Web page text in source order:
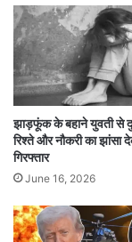
आदमी घर में कैसे
हमला किया।
अस्पताल से
हैं। वारदात के
ने अस्पताल
अस्पताल में बाकी
पटौदी के
अली खान के
झाड़फूंक के बहाने युवती से
रिश्ते और नौकरी का झांसा
गिरफ्तार
June 16, 2026